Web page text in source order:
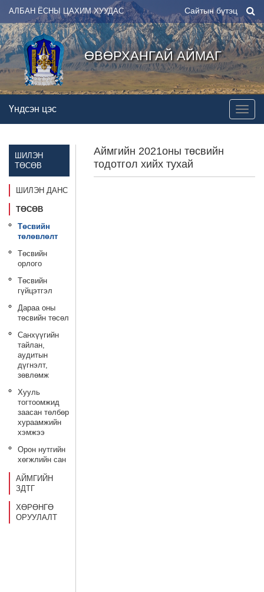
АЛБАН ЁСНЫ ЦАХИМ ХУУДАС Сайтын бүтэц
ӨВӨРХАНГАЙ АЙМАГ
Үндсэн цэс
ШИЛЭН
ТӨСӨВ
ШИЛЭН ДАНС
ТӨСӨВ
Төсвийн
төлөвлөлт
Төсвийн
орлого
Төсвийн
гүйцэтгэл
Дараа оны
төсвийн төсөл
Санхүүгийн
тайлан,
аудитын
дүгнэлт,
зөвлөмж
Хууль
тогтоомжид
заасан төлбөр
хураамжийн
хэмжээ
Орон нутгийн
хөгжлийн сан
АЙМГИЙН
ЗДТГ
ХӨРӨНГӨ
ОРУУЛАЛТ
Аймгийн 2021оны төсвийн
тодотгол хийх тухай